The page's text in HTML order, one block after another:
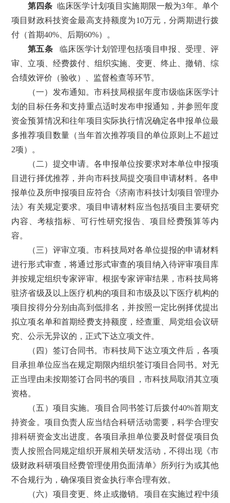
第四条 临床医学计划项目实施期限一般为3年。单个
项目财政科技资金最高支持额度为10万元，分两期进行拨
付（首期40%、后期60%）。
第五条 临床医学计划管理包括项目申报、受理、评
审、立项、经费拨付、组织实施、变更、终止、撤销、综
合绩效评价（验收）、监督检查等环节。
（一）发布通知。市科技局根据年度市级临床医学计
划的目标任务和支持重点适时发布申报通知，并参照年度
资金预算情况和往年项目实际执行情况确定各申报单位最
多推荐项目数量（当年首次推荐项目的单位原则上不超过
2项）。
（二）提交申请。各申报单位按要求对本单位申报项
目进行择优推荐，并向市科技局提交项目申请材料。各申
报单位及所申报项目应符合《济南市科技计划项目管理办
法》有关规定要求。项目申请材料应当包括项目主要研究
内容、考核指标、可行性研究报告、项目经费预算等内
容。
（三）评审立项。市科技局对各单位提报的申请材料
进行形式审查，将通过形式审查的项目纳入待评审项目库
并按规定组织专家评审。根据专家评审结果，市科技局将
驻济省级及以上医疗机构的项目和市级及以下医疗机构的
项目按得分分别由高到低排名，并按照一定比例择优提出
拟立项名单和首期经费支持额度，经查重、局党组会议研
究、公示无异议的，正式下达立项文件。
（四）签订合同书。市科技局下达立项文件后，各项
目承担单位应当在规定期限内组织签订项目合同书。对无
正当理由未按期签订合同书的项目，市科技局取消其立项
资格。
（五）项目实施。项目合同书签订后拨付40%首期支
持资金。项目负责人应当结合科研活动需要，科学合理安
排科研资金支出进度。各项目承担单位要及时督促项目负
责人按照合同规定组织开展相关研发活动，不得出现《市
级财政科研项目经费管理使用负面清单》所列行为或其他
不合规行为，确保项目资金执行率合理有效。
（六）项目变更、终止或撤销。项目在实施过程中须